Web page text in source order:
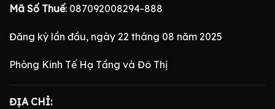
Mã Số Thuế: 087092008294-888
Đăng ký lần đầu, ngày 22 tháng 08 năm 2025
Phòng Kinh Tế Hạ Tầng và Đô Thị
ĐỊA CHỈ: